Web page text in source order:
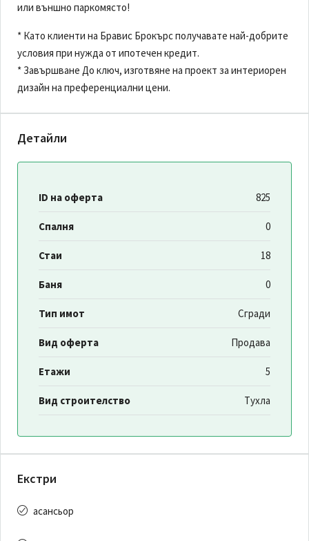
или външно паркомясто!
* Като клиенти на Бравис Брокърс получавате най-добрите
условия при нужда от ипотечен кредит.
* Завършване До ключ, изготвяне на проект за интериорен
дизайн на преференциални цени.
Детайли
ID на оферта 825
Спалня 0
Стаи 18
Баня 0
Тип имот Сгради
Вид оферта Продава
Етажи 5
Вид строителство Тухла
Екстри
асансьор